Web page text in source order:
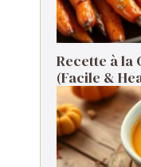
Recette à la
(Facile &